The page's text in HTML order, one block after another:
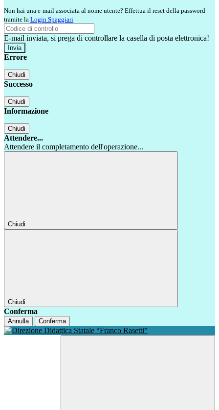
Non hai una e-mail associata al nome utente? Effettua il reset della password
tramite la Login Spaggiari
E-mail inviata, si prega di controllare la casella di posta elettronica!
Errore
Chiudi
Successo
Chiudi
Informazione
Chiudi
Attendere...
Attendere il completamento dell'operazione...
Chiudi
Chiudi
Conferma
Annulla Conferma